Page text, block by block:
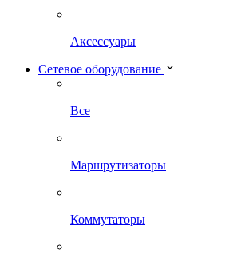
Аксессуары
Сетевое оборудование
Все
Маршрутизаторы
Коммутаторы